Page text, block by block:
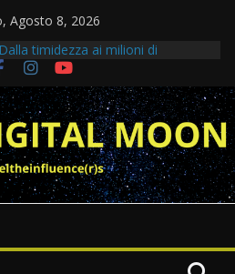
Agosto 8, 2026
timidezza ai milioni di
scalata verso la libertà
Elettra: Tra le pagine di un libro e
Star
Dai numeri al campo
A una giornalista pubblicista